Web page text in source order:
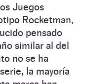
Juegos
Rocketman,
pensado
similar al del
no se ha
la mayoría